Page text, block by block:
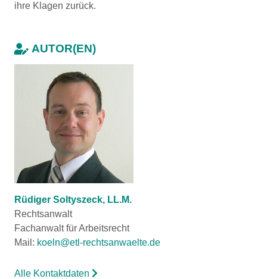
ihre Klagen zurück.
AUTOR(EN)
Rüdiger Soltyszeck, LL.M.
Rechtsanwalt
Fachanwalt für Arbeitsrecht
Mail: koeln@etl-rechtsanwaelte.de
Alle Kontaktdaten